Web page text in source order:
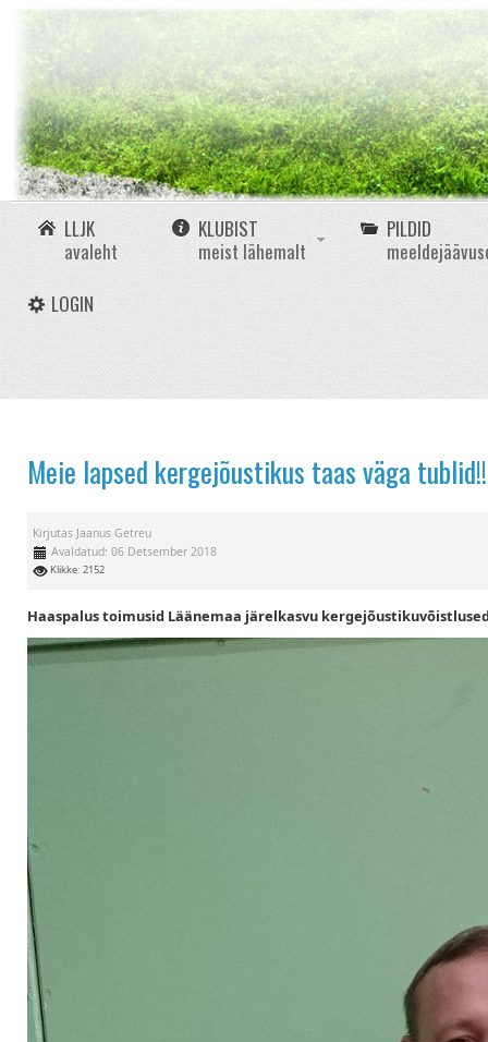
LLJK
avaleht
KLUBIST
meist lähemalt
PILDID
LOGIN
Meie lapsed kergejõustikus taas väga
Kirjutas Jaanus Getreu
Avaldatud: 06 Detsember 2018
Klikke: 2152
Haaspalus toimusid Läänemaa järelkasvu